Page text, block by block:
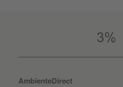
AmbienteDirect